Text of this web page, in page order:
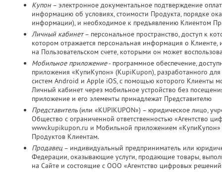
Купон – электронное документальное подтверждение
информацию об условиях, стоимости Продукта, порядке
информации), и необходимое к предъявлению Клиентом
Личный кабинет– персональное пространство, доступ к
котором отражается персональная информация о Клиенте,
на Пользовательском счете, которыми он может
Мобильное приложение- программное обеспечение,
приложения «КупиКупон» (KupiKupon), разработанного
систем Android и Apple iOS, с помощью которого Клиенты
Личный кабинет через мобильное устройство без
приложение и его элементы принадлежат Представителю
Представитель(или «KUPIKUPON») – юридическое лицо,
Общество с ограниченной ответственностью «Агентство
www.kupikupon.ru и Мобильной приложением
Продуктов Клиентам.
Продавец – индивидуальный предприниматель или
Федерации, оказывающие услуги, продающие товары,
на Сайте и состоящие с ООО «Агентство цифровых